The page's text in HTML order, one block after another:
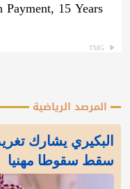
15 Years
TMG
المرصد الرياضية
البكيري يشارك
سقط سقوطا مهنيا